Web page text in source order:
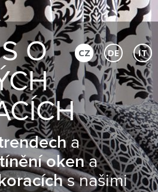
O
a
okena
s našimi
CZ DE IT